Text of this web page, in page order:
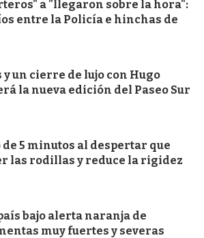
a "llegaron sobre la hora":
entre la Policía e hinchas de
un cierre de lujo con Hugo
la nueva edición del Paseo Sur
5 minutos al despertar que
las rodillas y reduce la rigidez
bajo alerta naranja de
muy fuertes y severas